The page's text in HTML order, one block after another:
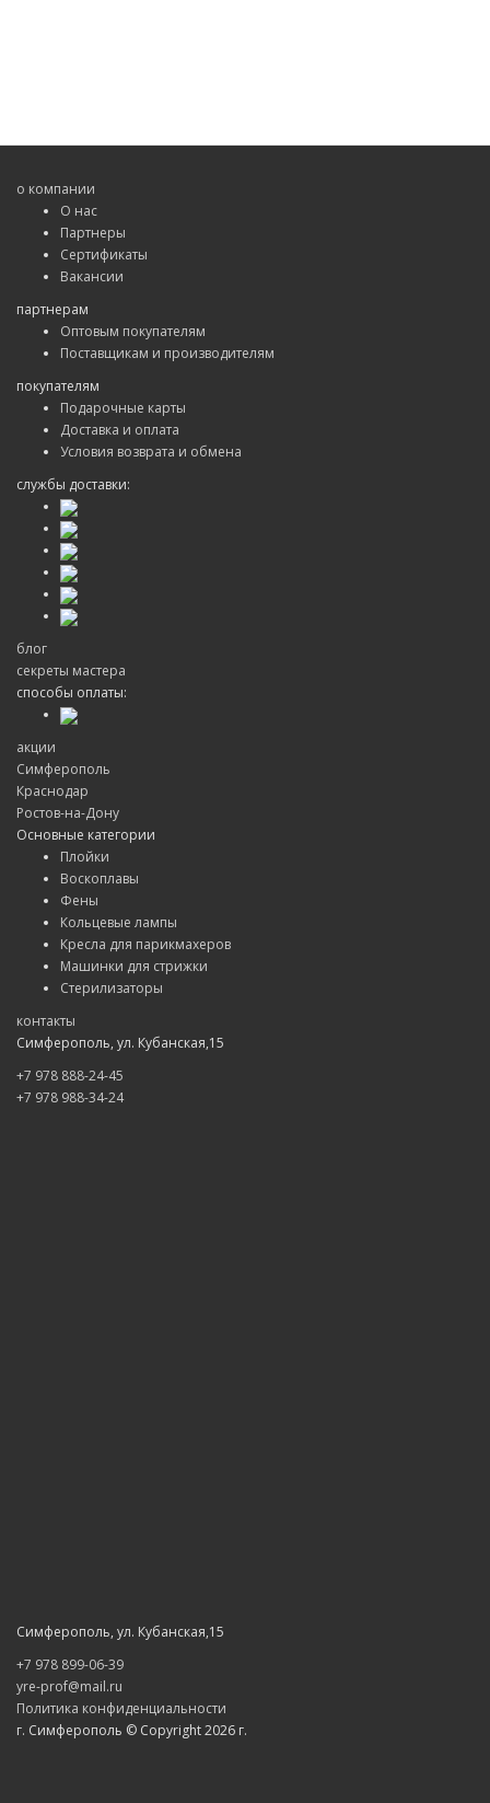
о компании
О нас
Партнеры
Сертификаты
Вакансии
партнерам
Оптовым покупателям
Поставщикам и производителям
покупателям
Подарочные карты
Доставка и оплата
Условия возврата и обмена
службы доставки:
блог
секреты мастера
способы оплаты:
акции
Симферополь
Краснодар
Ростов-на-Дону
Основные категории
Плойки
Воскоплавы
Фены
Кольцевые лампы
Кресла для парикмахеров
Машинки для стрижки
Стерилизаторы
контакты
Симферополь, ул. Кубанская,15
+7 978 888-24-45
+7 978 988-34-24
Симферополь, ул. Кубанская,15
+7 978 899-06-39
yre-prof@mail.ru
Политика конфиденциальности
г. Симферополь © Copyright 2026 г.